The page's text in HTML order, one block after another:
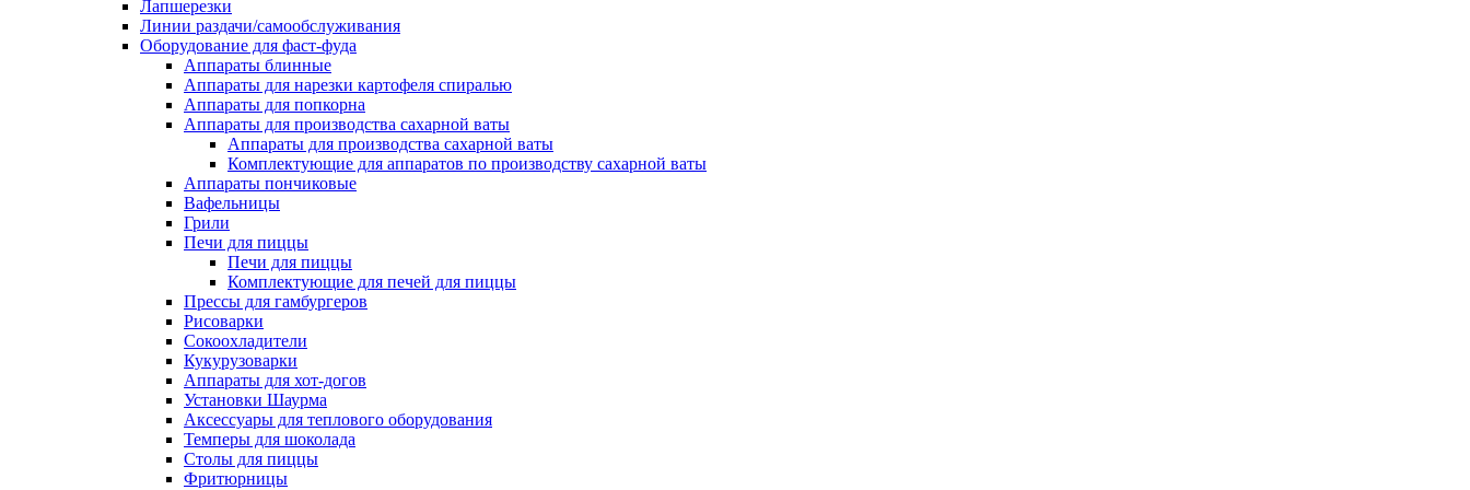
Лапшерезки
Линии раздачи/самообслуживания
Оборудование для фаст-фуда
Аппараты блинные
Аппараты для нарезки картофеля спиралью
Аппараты для попкорна
Аппараты для производства сахарной ваты
Аппараты для производства сахарной ваты
Комплектующие для аппаратов по производству сахарной ваты
Аппараты пончиковые
Вафельницы
Грили
Печи для пиццы
Печи для пиццы
Комплектующие для печей для пиццы
Прессы для гамбургеров
Рисоварки
Сокоохладители
Кукурузоварки
Аппараты для хот-догов
Установки Шаурма
Аксессуары для теплового оборудования
Темперы для шоколада
Столы для пиццы
Фритюрницы